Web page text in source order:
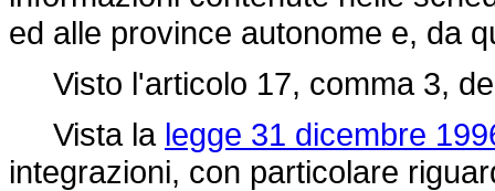
ed alle province autonome e, da
Visto l'articolo 17, comma 3,
Vista la legge 31 dicembre
integrazioni, con particolare